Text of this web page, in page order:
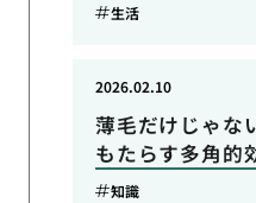
生活
薄毛だけじゃな
もたらす多角的
2026.02.10
知識